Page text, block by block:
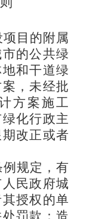
目的附属
的公共绿
和干道绿
，未经批
方案施工
化行政主
改正或者
规定，有
民政府城
授权的单
罚款；造